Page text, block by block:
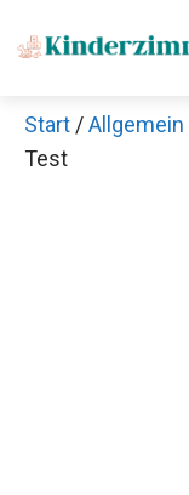
Inhalt
Start /Allgemein
Test